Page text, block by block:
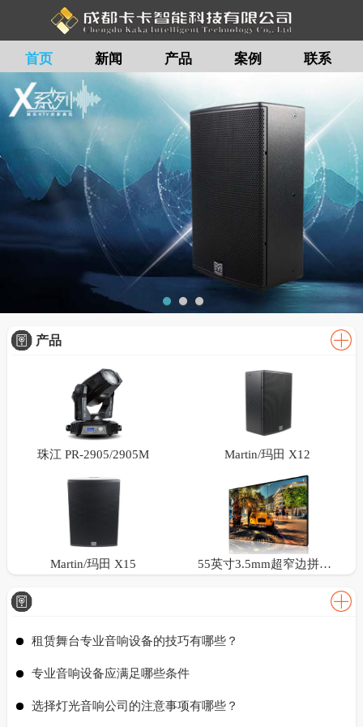
首页 新闻 产品 案例 联系
留言
产品
珠江 PR-2905/2905M Martin/玛田 X12
Martin/玛田 X15 55英寸3.5mm超窄边拼接屏
租赁舞台专业音响设备的技巧有哪些？
专业音响设备应满足哪些条件
选择灯光音响公司的注意事项有哪些？